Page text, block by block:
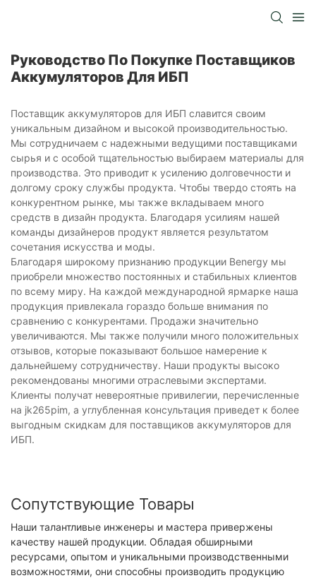
Руководство По Покупке Поставщиков
Аккумуляторов Для ИБП
Поставщик аккумуляторов для ИБП славится своим
уникальным дизайном и высокой производительностью.
Мы сотрудничаем с надежными ведущими поставщиками
сырья и с особой тщательностью выбираем материалы для
производства. Это приводит к усилению долговечности и
долгому сроку службы продукта. Чтобы твердо стоять на
конкурентном рынке, мы также вкладываем много
средств в дизайн продукта. Благодаря усилиям нашей
команды дизайнеров продукт является результатом
сочетания искусства и моды.
Благодаря широкому признанию продукции Benergy мы
приобрели множество постоянных и стабильных клиентов
по всему миру. На каждой международной ярмарке наша
продукция привлекала гораздо больше внимания по
сравнению с конкурентами. Продажи значительно
увеличиваются. Мы также получили много положительных
отзывов, которые показывают большое намерение к
дальнейшему сотрудничеству. Наши продукты высоко
рекомендованы многими отраслевыми экспертами.
Клиенты получат невероятные привилегии, перечисленные
на jk265pim, а углубленная консультация приведет к более
выгодным скидкам для поставщиков аккумуляторов для
ИБП.
Сопутствующие Товары
Наши талантливые инженеры и мастера привержены
качеству нашей продукции. Обладая обширными
ресурсами, опытом и уникальными производственными
возможностями, они способны производить продукцию